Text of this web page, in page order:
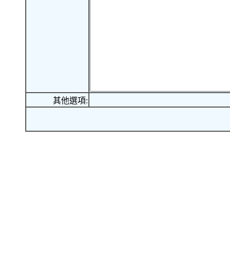
其他選項: